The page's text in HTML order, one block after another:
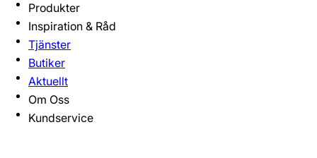
Produkter
Inspiration & Råd
Tjänster
Butiker
Aktuellt
Om Oss
Kundservice